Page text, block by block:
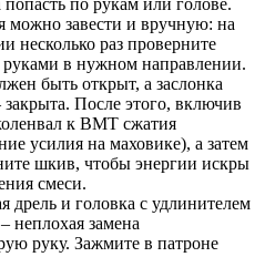
завести и вручную: на
несколько раз проверните
в нужном направлении.
быть открыт, а заслонка
закрыта. После этого, включив
к ВМТ сжатия
усилия на маховике), а затем
шкив, чтобы энергии искры
смеси.
дрель и головка с удлинителем
неплохая замена
руку. Зажмите в патроне